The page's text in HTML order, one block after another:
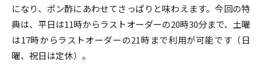
になり、ポン酢にあわせてさっぱりと味わえます。今回の特
典は、平日は11時からラストオーダーの20時30分まで、土曜
は17時からラストオーダーの21時まで利用が可能です（日
曜、祝日は定休）。